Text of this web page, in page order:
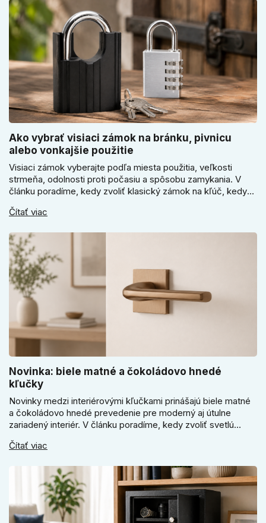
Ako vybrať visiaci zámok na bránku, pivnicu
alebo vonkajšie použitie
Visiaci zámok vyberajte podľa miesta použitia, veľkosti
strmeňa, odolnosti proti počasiu a spôsobu zamykania. V
článku poradíme, kedy zvoliť klasický zámok na kľúč, kedy
sa pri bránke, pivnici alebo záhradnom domčeku neoplatí
Čítať viac
Novinka: biele matné a čokoládovo hnedé
kľučky
Novinky medzi interiérovými kľučkami prinášajú biele matné
a čokoládovo hnedé prevedenie pre moderný aj útulne
zariadený interiér. V článku poradíme, kedy zvoliť svetlú
ako vyberať medzi okrúhlym a štvorcovým štítom. Nové
Čítať viac